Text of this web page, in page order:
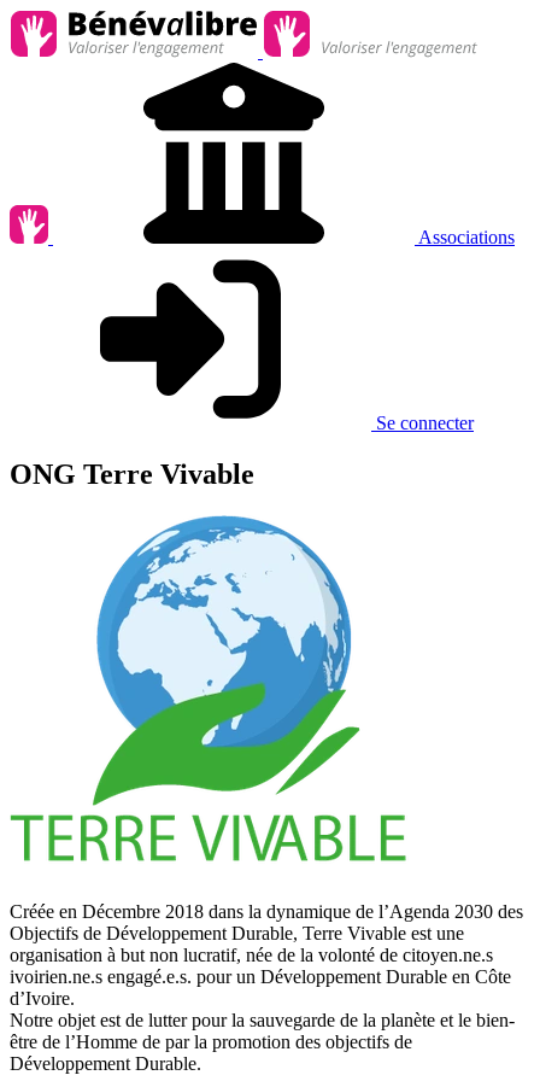
Associations
Se connecter
ONG Terre Vivable
Créée en Décembre 2018 dans la dynamique de l’Agenda 2030 des
Objectifs de Développement Durable, Terre Vivable est une
organisation à but non lucratif, née de la volonté de citoyen.ne.s
ivoirien.ne.s engagé.e.s. pour un Développement Durable en Côte
d’Ivoire.
Notre objet est de lutter pour la sauvegarde de la planète et le bien-
être de l’Homme de par la promotion des objectifs de
Développement Durable.